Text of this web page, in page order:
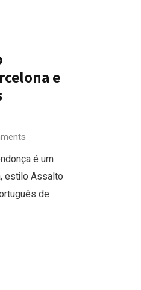
e
é um
estilo Assalto
de